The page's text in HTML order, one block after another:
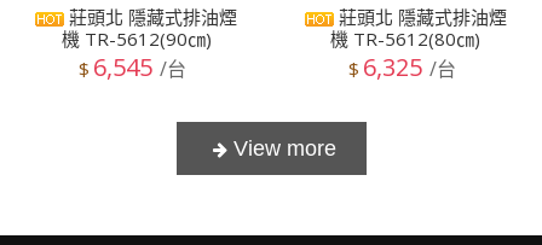
莊頭北 隱藏式排油煙
機 TR-5612(90㎝)
$ 6,545 /台
莊頭北 隱藏式排油煙
機 TR-5612(80㎝)
$ 6,325 /台